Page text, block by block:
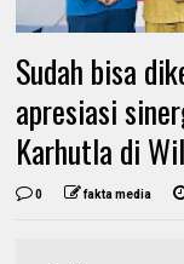
Sudah bisa
apresiasi
Karhutla di
0 fakta media